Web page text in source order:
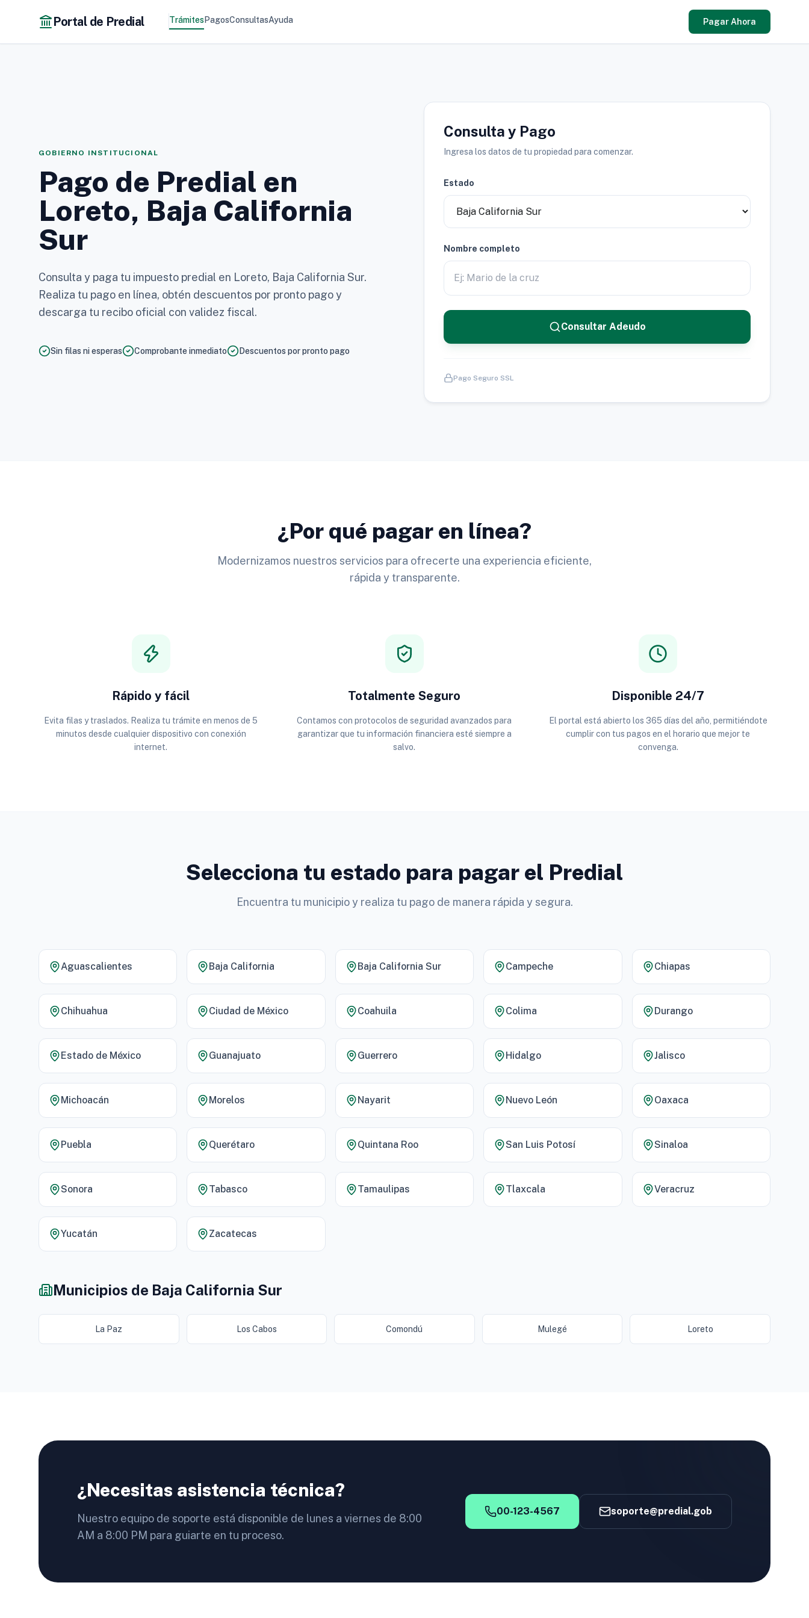
Portal de Predial TrámitesPagosConsultasAyuda Pagar Ahora
GOBIERNO INSTITUCIONAL
Pago de Predial en
Loreto, Baja California
Sur
Consulta y paga tu impuesto predial en Loreto, Baja California Sur.
Realiza tu pago en línea, obtén descuentos por pronto pago y
descarga tu recibo oficial con validez fiscal.
Sin filas ni esperas Comprobante inmediato Descuentos por pronto pago
Consulta y Pago
Ingresa los datos de tu propiedad para comenzar.
Estado
Nombre completo
Consultar Adeudo
Pago Seguro SSL
¿Por qué pagar en línea?
Modernizamos nuestros servicios para ofrecerte una experiencia eficiente,
rápida y transparente.
Rápido y fácil
Evita filas y traslados. Realiza tu trámite en menos de 5
minutos desde cualquier dispositivo con conexión
internet.
Totalmente Seguro
Contamos con protocolos de seguridad avanzados para
garantizar que tu información financiera esté siempre a
salvo.
Disponible 24/7
El portal está abierto los 365 días del año, permitiéndote
cumplir con tus pagos en el horario que mejor te
convenga.
Selecciona tu estado para pagar el Predial
Encuentra tu municipio y realiza tu pago de manera rápida y segura.
Aguascalientes Baja California Baja California Sur Campeche Chiapas
Chihuahua Ciudad de México Coahuila Colima Durango
Estado de México Guanajuato Guerrero Hidalgo Jalisco
Michoacán Morelos Nayarit Nuevo León Oaxaca
Puebla Querétaro Quintana Roo San Luis Potosí Sinaloa
Sonora Tabasco Tamaulipas Tlaxcala Veracruz
Yucatán Zacatecas
Municipios de Baja California Sur
La Paz Los Cabos Comondú Mulegé Loreto
¿Necesitas asistencia técnica?
Nuestro equipo de soporte está disponible de lunes a viernes de 8:00
AM a 8:00 PM para guiarte en tu proceso.
00-123-4567 soporte@predial.gob